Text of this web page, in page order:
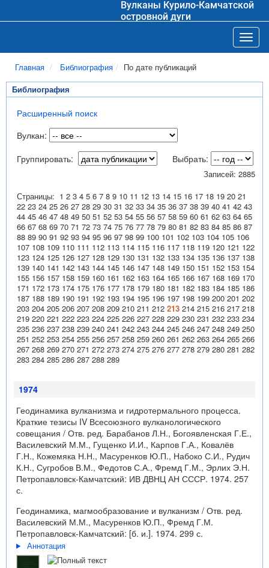
Вулканы Курило-Камчатской
островной дуги
Главная Библиография По дате публикаций
Библиография
Расширенный поиск
Вулкан:
Группировать:
Выбрать:
Записей: 2885
Страницы: 1 2 3 4 5 6 7 8 9 10 11 12 13 14 15 16 17 18 19 20 21
22 23 24 25 26 27 28 29 30 31 32 33 34 35 36 37 38 39 40 41 42 43
44 45 46 47 48 49 50 51 52 53 54 55 56 57 58 59 60 61 62 63 64 65
66 67 68 69 70 71 72 73 74 75 76 77 78 79 80 81 82 83 84 85 86 87
88 89 90 91 92 93 94 95 96 97 98 99 100 101 102 103 104 105 106
107 108 109 110 111 112 113 114 115 116 117 118 119 120 121 122
123 124 125 126 127 128 129 130 131 132 133 134 135 136 137 138
139 140 141 142 143 144 145 146 147 148 149 150 151 152 153 154
155 156 157 158 159 160 161 162 163 164 165 166 167 168 169 170
171 172 173 174 175 176 177 178 179 180 181 182 183 184 185 186
187 188 189 190 191 192 193 194 195 196 197 198 199 200 201 202
203 204 205 206 207 208 209 210 211 212 213 214 215 216 217 218
219 220 221 222 223 224 225 226 227 228 229 230 231 232 233 234
235 236 237 238 239 240 241 242 243 244 245 246 247 248 249 250
251 252 253 254 255 256 257 258 259 260 261 262 263 264 265 266
267 268 269 270 271 272 273 274 275 276 277 278 279 280 281 282
283 284 285 286 287 288 289
1974
Геодинамика вулканизма и гидротермального процесса.
Краткие тезисы IV Всесоюзного вулканологического
совещания / Отв. ред. Барабанов Л.Н., Богоявленская Г.Е.,
Василевский М.М., Гущенко И.И., Карпов Г.А., Ковалёв
Г.Н., Кожемяка Н.Н., Масуренков Ю.П., Набоко С.И., Рудич
К.Н., Сугробов В.М., Федотов С.А., Фремд Г.М., Эрлих Э.Н.
Петропавловск-Камчатский: ИВ ДВНЦ АН СССР. 1974. 257
с.
Геодинамика, магмообразование и вулканизм / Отв. ред.
Василевский М.М., Масуренков Ю.П., Фремд Г.М.
Петропавловск-Камчатский: [б. и.]. 1974. 299 с.
Аннотация